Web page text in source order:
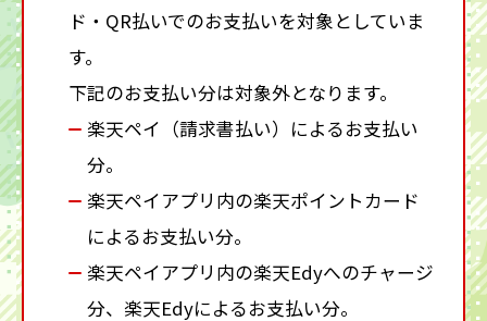
ド・QR払いでのお支払いを対象としていま
す。
下記のお支払い分は対象外となります。
楽天ペイ（請求書払い）によるお支払い
分。
楽天ペイアプリ内の楽天ポイントカード
によるお支払い分。
楽天ペイアプリ内の楽天Edyへのチャージ
分、楽天Edyによるお支払い分。